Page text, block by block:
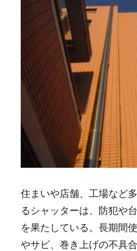
住まいや店舗、工場など
るシャッターは、防犯や
を果たしている。長期間
やサビ、巻き上げの不具